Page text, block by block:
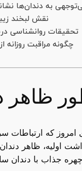
به دندان‌ها
نقش لبخند
تحقیقات روانشناسی
چگونه مراقبت
ظاهر
امروز که ارتباطات
اولیه، ظاهر
جذاب با دندان